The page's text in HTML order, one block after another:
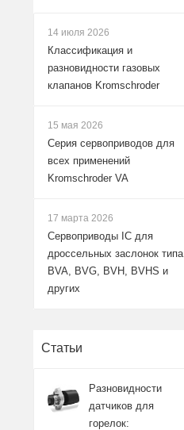
14 июля 2026
Классификация и
разновидности газовых
клапанов Kromschroder
15 мая 2026
Серия сервоприводов для
всех применений
Kromschroder VA
17 марта 2026
Сервоприводы IC для
дроссельных заслонок типа
BVA, BVG, BVH, BVHS и
других
Статьи
Разновидности
датчиков для
горелок: